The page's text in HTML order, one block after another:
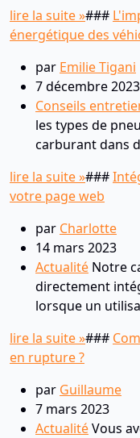
lire la suite »###
énergétique des
par Emilie Tigani
7 décembre 2023
Conseils
les types de
carburant dans
lire la suite »###
votre page web
par Charlotte
14 mars 2023
Actualité Notre
directement
lorsque un
lire la suite »###
en rupture ?
par Guillaume
7 mars 2023
ActualitéVous